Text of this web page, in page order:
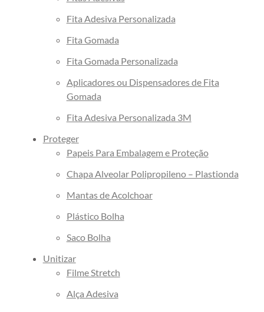
Fita Adesiva Personalizada
Fita Gomada
Fita Gomada Personalizada
Aplicadores ou Dispensadores de Fita
Gomada
Fita Adesiva Personalizada 3M
Proteger
Papeis Para Embalagem e Proteção
Chapa Alveolar Polipropileno – Plastionda
Mantas de Acolchoar
Plástico Bolha
Saco Bolha
Unitizar
Filme Stretch
Alça Adesiva